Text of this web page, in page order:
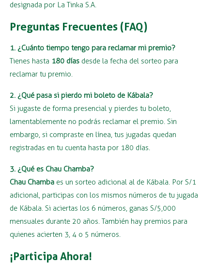
designada por La Tinka S.A.
Preguntas Frecuentes (FAQ)
1. ¿Cuánto tiempo tengo para reclamar mi premio?
Tienes hasta 180 días desde la fecha del sorteo para
reclamar tu premio.
2. ¿Qué pasa si pierdo mi boleto de Kábala?
Si jugaste de forma presencial y pierdes tu boleto,
lamentablemente no podrás reclamar el premio. Sin
embargo, si compraste en línea, tus jugadas quedan
registradas en tu cuenta hasta por 180 días.
3. ¿Qué es Chau Chamba?
Chau Chamba es un sorteo adicional al de Kábala. Por S/1
adicional, participas con los mismos números de tu jugada
de Kábala. Si aciertas los 6 números, ganas S/5,000
mensuales durante 20 años. También hay premios para
quienes acierten 3, 4 o 5 números.
¡Participa Ahora!